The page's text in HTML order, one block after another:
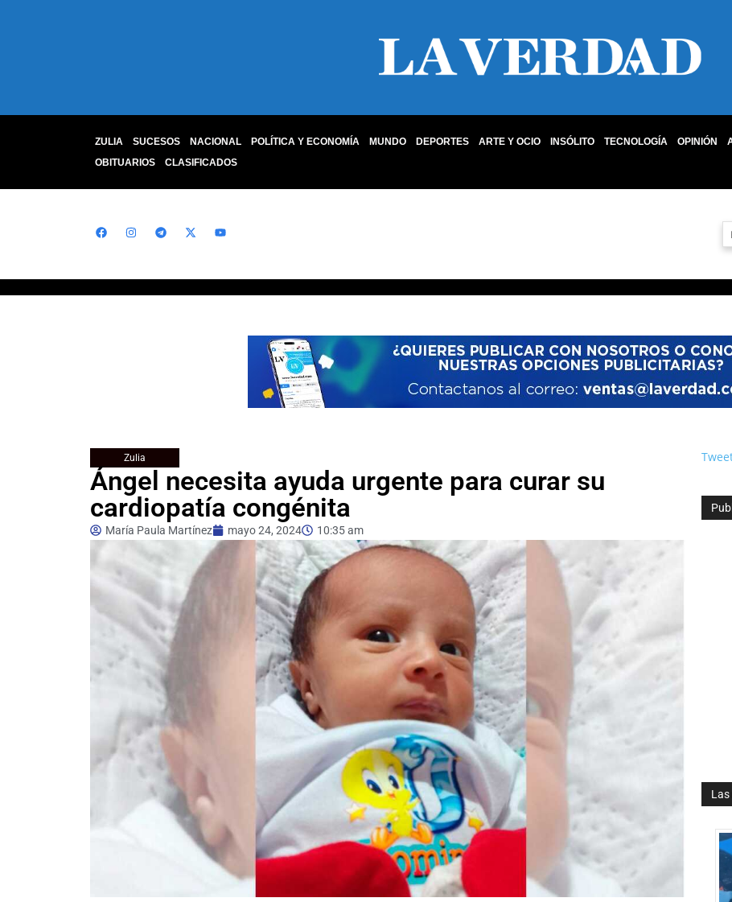
ZULIA SUCESOS NACIONAL POLÍTICA Y ECONOMÍA MUNDO DEPORTES ARTE Y OCIO INSÓLITO TECNOLOGÍA OPINIÓN
OBITUARIOS
CLASIFICADOS
Zulia
Ángel necesita ayuda urgente para curar su
cardiopatía congénita
María Paula Martínez mayo 24, 2024 10:35 am
Las